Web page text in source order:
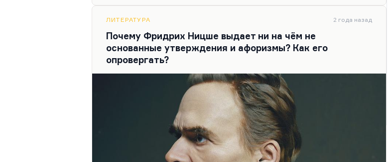
ЛИТЕРАТУРА 2 года назад
Почему Фридрих Ницше выдает ни на чём не
основанные утверждения и афоризмы? Как его
опровергать?